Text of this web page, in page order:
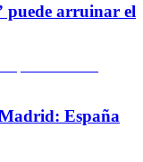
puede arruinar el
España